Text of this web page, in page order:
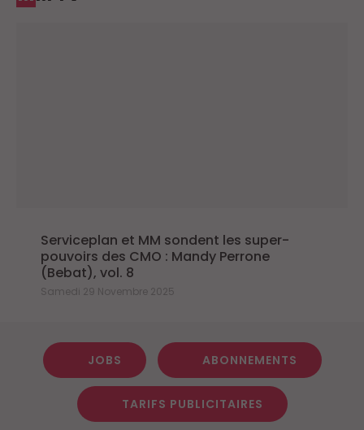
Serviceplan et MM sondent les super-
pouvoirs des CMO : Mandy Perrone
(Bebat), vol. 8
Samedi 29 Novembre 2025
JOBS ABONNEMENTS
TARIFS PUBLICITAIRES